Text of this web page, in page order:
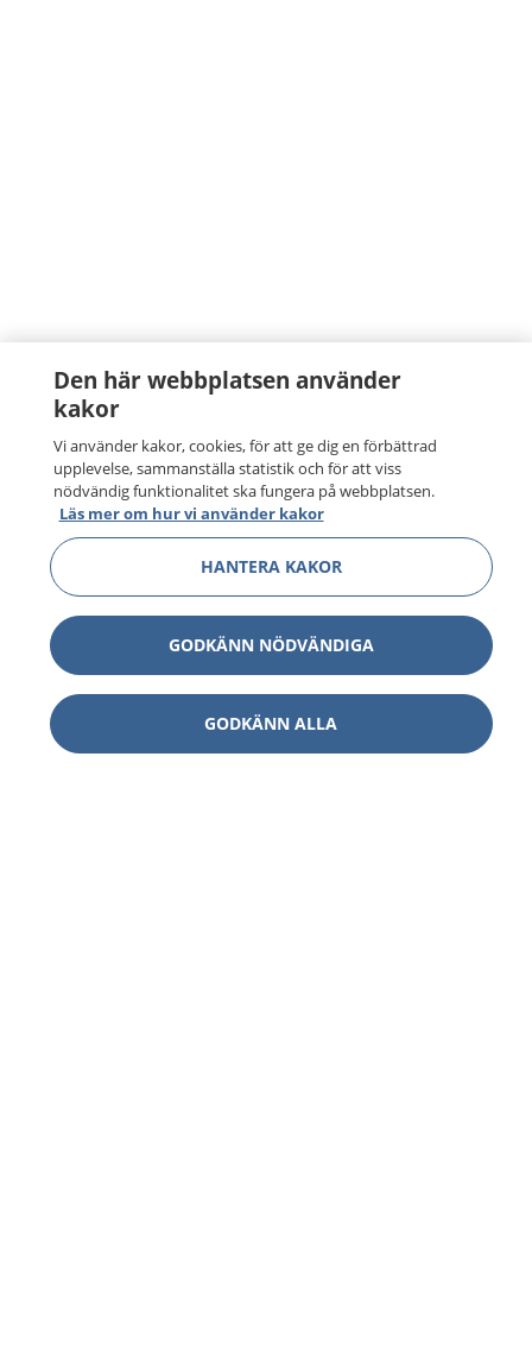
Den här webbplatsen använder
kakor
Vi använder kakor, cookies, för att ge dig en förbättrad
upplevelse, sammanställa statistik och för att viss
nödvändig funktionalitet ska fungera på webbplatsen.
Läs mer om hur vi använder kakor
HANTERA KAKOR
GODKÄNN NÖDVÄNDIGA
GODKÄNN ALLA